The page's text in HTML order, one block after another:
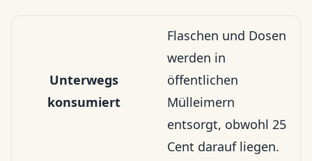
Unterwegs
konsumiert
Flaschen und Dosen
werden in
öffentlichen
Mülleimern
entsorgt, obwohl 25
Cent darauf liegen.